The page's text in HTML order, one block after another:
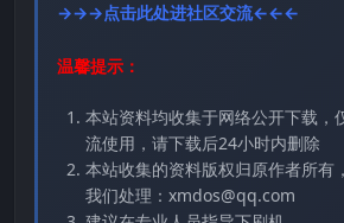
→→→点击此处进社区交流←←←
温馨提示：
本站资料均收集于网络公开下载，
流使用，请下载后24小时内删除
本站收集的资料版权归原作者所有
我们处理：xmdos@qq.com